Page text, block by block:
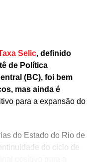
Selic, definido
de Política
(BC), foi bem
mas ainda é
para a expansão do
do Estado do Rio de
do ciclo de